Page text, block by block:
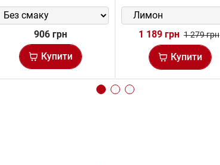
906 грн
Купити
1 189 грн 1 279 грн
Купити